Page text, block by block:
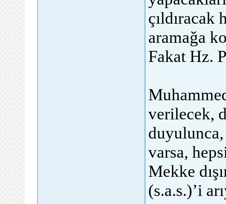
çıldıracak
aramağa
Fakat Hz.
verilecek,
varsa,
Mekke
(s.a.s.)’i